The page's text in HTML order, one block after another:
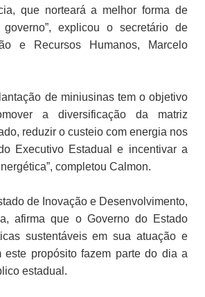
que norteará a melhor forma de
governo”, explicou o secretário de
e Recursos Humanos, Marcelo
de miniusinas tem o objetivo
a diversificação da matriz
reduzir o custeio com energia nos
Executivo Estadual e incentivar a
completou Calmon.
de Inovação e Desenvolvimento,
afirma que o Governo do Estado
sustentáveis em sua atuação e
este propósito fazem parte do dia a
estadual.